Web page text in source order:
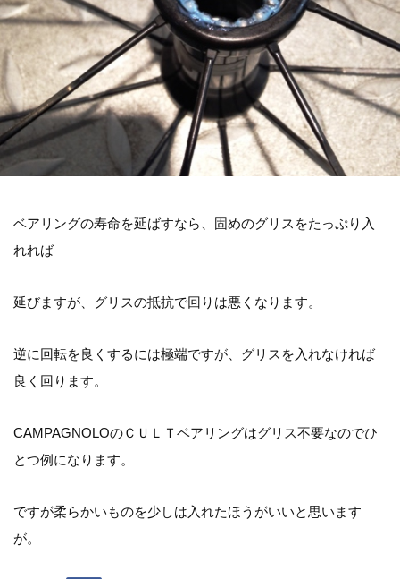
ベアリングの寿命を延ばすなら、固めのグリスをたっぷり入
れれば
延びますが、グリスの抵抗で回りは悪くなります。
逆に回転を良くするには極端ですが、グリスを入れなければ
良く回ります。
CAMPAGNOLOのＣＵＬＴベアリングはグリス不要なのでひ
とつ例になります。
ですが柔らかいものを少しは入れたほうがいいと思います
が。